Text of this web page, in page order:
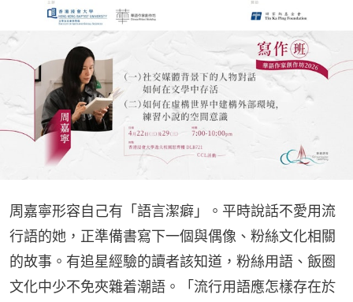
周嘉寧形容自己有「語言潔癖」。平時說話不愛用流
行語的她，正準備書寫下一個與偶像、粉絲文化相關
的故事。有追星經驗的讀者該知道，粉絲用語、飯圈
文化中少不免夾雜着潮語。「流行用語應怎樣存在於